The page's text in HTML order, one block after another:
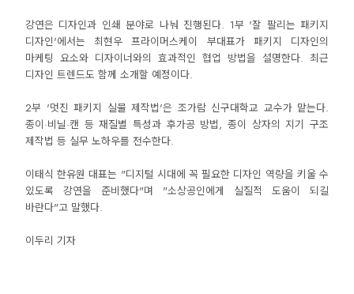
강연은 디자인과 인쇄 분야로 나눠 진행된다. 1부 '잘 팔리는 패키지
디자인'에서는 최현우 프라이머스케이 부대표가 패키지 디자인의
마케팅 요소와 디자이너와의 효과적인 협업 방법을 설명한다. 최근
디자인 트렌드도 함께 소개할 예정이다.
2부 '멋진 패키지 실물 제작법'은 조가람 신구대학교 교수가 맡는다.
종이·비닐·캔 등 재질별 특성과 후가공 방법, 종이 상자의 지기 구조
제작법 등 실무 노하우를 전수한다.
이태식 한유원 대표는 "디지털 시대에 꼭 필요한 디자인 역량을 키울 수
있도록 강연을 준비했다"며 "소상공인에게 실질적 도움이 되길
바란다"고 말했다.